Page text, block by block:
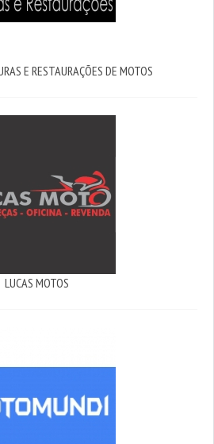
E RESTAURAÇÕES DE MOTOS
LUCAS MOTOS